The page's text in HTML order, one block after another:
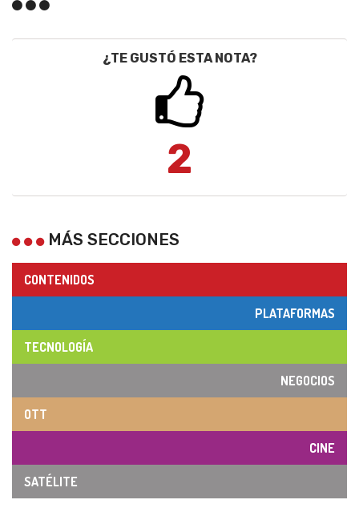
¿TE GUSTÓ ESTA NOTA?
2
MÁS SECCIONES
CONTENIDOS
PLATAFORMAS
TECNOLOGÍA
NEGOCIOS
OTT
CINE
SATÉLITE